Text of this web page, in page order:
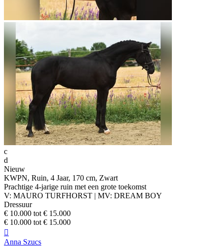
c
d
Nieuw
KWPN, Ruin, 4 Jaar, 170 cm, Zwart
Prachtige 4-jarige ruin met een grote toekomst
V: MAURO TURFHORST | MV: DREAM BOY
Dressuur
€ 10.000 tot € 15.000
€ 10.000 tot € 15.000

Anna Szucs